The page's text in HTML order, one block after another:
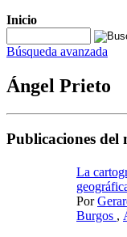
Inicio
Búsqueda avanzada
Ángel Prieto
Publicaciones del
La
Por
Burgos ,